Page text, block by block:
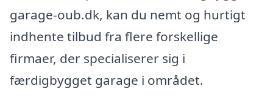
garage-oub.dk, kan du nemt og hurtigt
indhente tilbud fra flere forskellige
firmaer, der specialiserer sig i
færdigbygget garage i området.